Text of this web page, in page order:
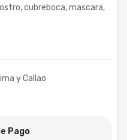
,cubreboca,mascara,
y Callao
Pago